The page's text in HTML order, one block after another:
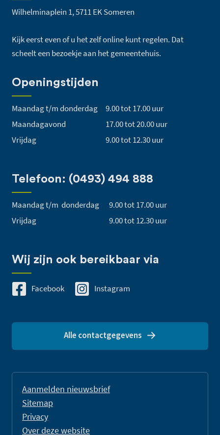
Wilhelminaplein 1, 5711 EK Someren
Kijk eerst even of u het zelf online kunt regelen. Dat
scheelt een bezoekje aan het gemeentehuis.
Openingstijden
Maandag t/m donderdag
9.00 tot 17.00 uur
Maandagavond
17.00 tot 20.00 uur
Vrijdag
9.00 tot 12.30 uur
Telefoon: (0493) 494 888
Maandag t/m donderdag
9.00 tot 17.00 uur
Vrijdag
9.00 tot 12.30 uur
Wij zijn ook bereikbaar via
Facebook Instagram
Alle contactgegevens
Aanmelden nieuwsbrief
Sitemap
Privacy
Over deze website